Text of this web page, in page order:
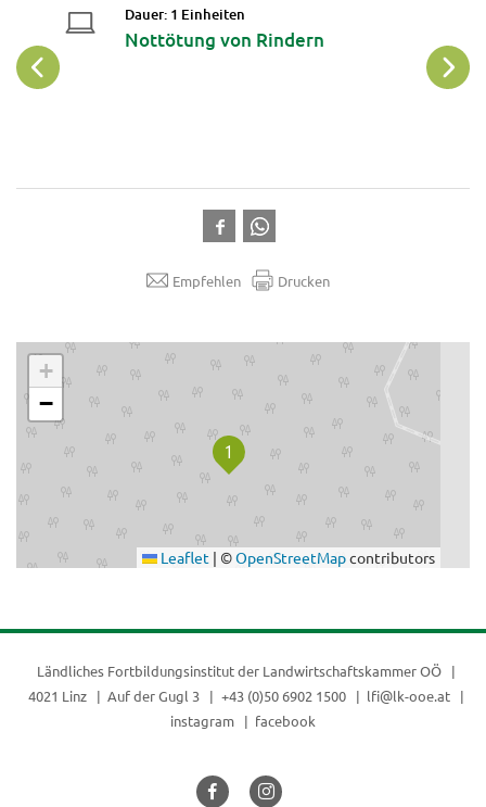
Dauer: 1 Einheiten
Nottötung von Rindern
Empfehlen Drucken
+
−
Leaflet | ©OpenStreetMapcontributors
Ländliches Fortbildungsinstitut der Landwirtschaftskammer OÖ
4021 Linz
Auf der Gugl 3 +43 (0)50 6902 1500
lfi@lk-ooe.at
instagram
facebook